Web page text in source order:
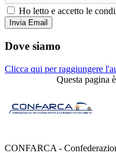
Ho letto e accetto le
Dove siamo
Clicca qui per raggiungere
Questa pagina
CONFARCA -